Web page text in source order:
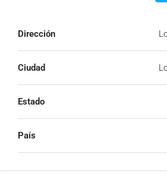
Dirección
Ciudad
Estado
País